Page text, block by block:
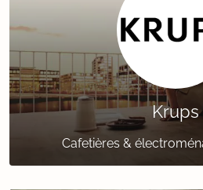
Krups
Cafetières &